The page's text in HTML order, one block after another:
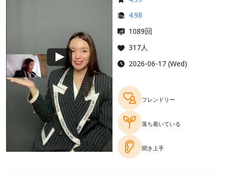
4.98
1089回
317人
2026-06-17 (Wed)
フレンドリー
落ち着いている
聞き上手